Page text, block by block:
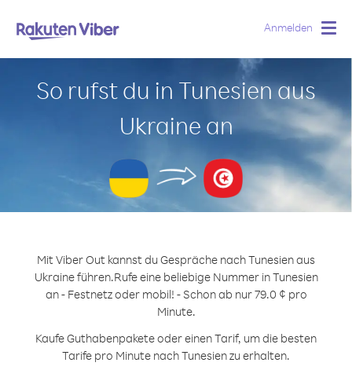
Anmelden
So rufst du in Tunesien aus
Ukraine an
Mit Viber Out kannst du Gespräche nach Tunesien aus
Ukraine führen.Rufe eine beliebige Nummer in Tunesien
an - Festnetz oder mobil! - Schon ab nur 79.0 ¢ pro
Minute.
Kaufe Guthabenpakete oder einen Tarif, um die besten
Tarife pro Minute nach Tunesien zu erhalten.